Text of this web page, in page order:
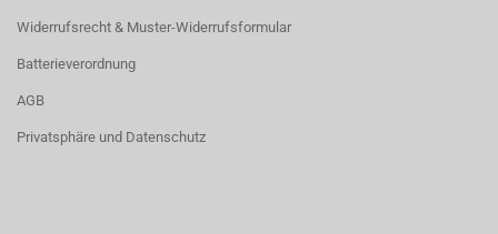
Widerrufsrecht & Muster-Widerrufsformular
Batterieverordnung
AGB
Privatsphäre und Datenschutz